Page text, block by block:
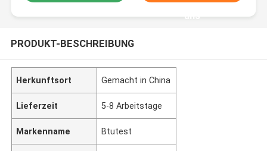
uns
PRODUKT-BESCHREIBUNG
Herkunftsort Gemacht in China
Lieferzeit 5-8 Arbeitstage
Markenname Btutest